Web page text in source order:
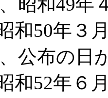
50年３
公布の日
52年６